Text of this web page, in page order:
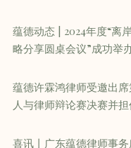
蕴德动态 | 2024年度“离
略分享圆桌会议”成功举
蕴德许霖鸿律师受邀出
人与律师辩论赛决赛并
喜讯丨广东蕴德律师事